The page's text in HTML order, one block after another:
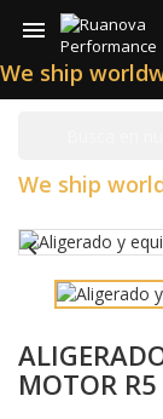

We ship
We ship

MOTOR